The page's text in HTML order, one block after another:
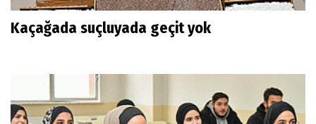
Kaçağada suçluyada geçit yok